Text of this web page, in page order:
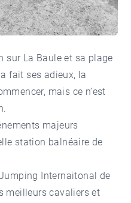
sur La Baule et sa plage
fait ses adieux, la
mais ce n’est
majeurs
station balnéaire de
Internaitonal de
meilleurs cavaliers et